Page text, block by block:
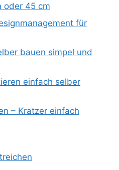
oder 45 cm
für
bauen simpel und
einfach selber
– Kratzer einfach